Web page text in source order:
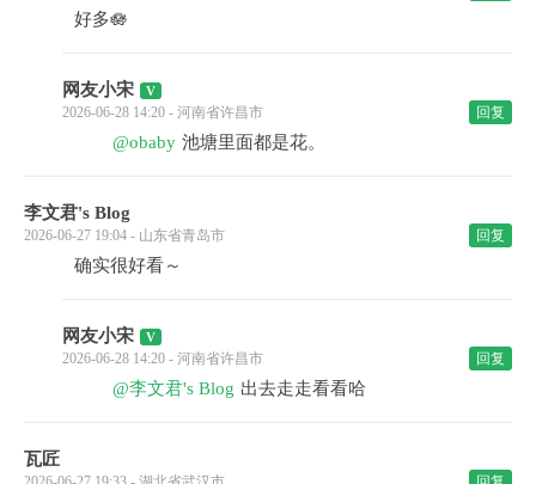
好多🪷
网友小宋
2026-06-28 14:20 - 河南省许昌市 回复
@obaby 池塘里面都是花。
李文君's Blog
2026-06-27 19:04 - 山东省青岛市 回复
确实很好看～
网友小宋
2026-06-28 14:20 - 河南省许昌市 回复
@李文君's Blog 出去走走看看哈
瓦匠